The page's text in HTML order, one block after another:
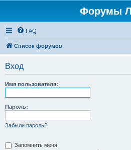
Форумы
FAQ
Список форумов
Вход
Имя пользователя:
Пароль:
Забыли пароль?
Запомнить меня